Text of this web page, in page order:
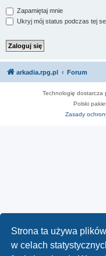
Strona ta używa
w celach
Zapamiętaj mnie
Ukryj mój status podczas tej
arkadia.rpg.pl Forum
Technologię dostarcza
Polski
Zasady